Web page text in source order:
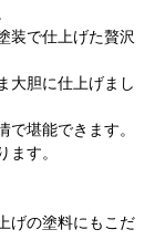
装で仕上げた贅沢
大胆に仕上げまし
堪能できます。
す。
げの塗料にもこだ